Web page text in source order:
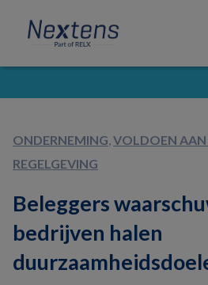
primary
navigation
content
footer
Nextens
Fiscaal
partner
van
ONDERNEMING,VOLDOEN AAN
REGELGEVING
Beleggers
bedrijven halen